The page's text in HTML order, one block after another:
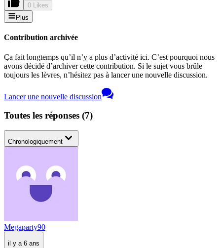
0 Likes
Plus
Contribution archivée
Ça fait longtemps qu’il n’y a plus d’activité ici. C’est pourquoi nous
avons décidé d’archiver cette contribution. Si le sujet vous brûle
toujours les lèvres, n’hésitez pas à lancer une nouvelle discussion.
Lancer une nouvelle discussion
Toutes les réponses (7)
Chronologiquement
Megaparty90
il y a 6 ans